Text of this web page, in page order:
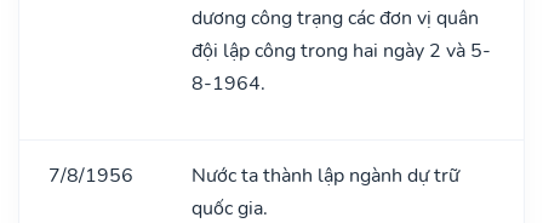
dương công trạng các đơn vị quân
đội lập công trong hai ngày 2 và 5-
8-1964.
7/8/1956
Nước ta thành lập ngành dự trữ
quốc gia.